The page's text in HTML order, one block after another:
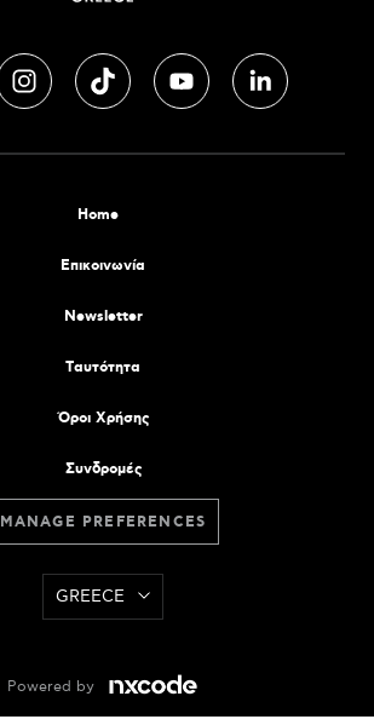
Home
Επικοινωνία
Newsletter
Tαυτότητα
Όροι Χρήσης
Συνδρομές
MANAGE PREFERENCES
GREECE
Powered by